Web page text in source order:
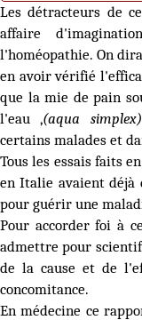
Les détracteurs de
affaire
l'homéopathie. On
en avoir vérifié
que la mie de pain
l'eau ,(aqua simplex)
certains malades et
Tous les essais faits
en Italie avaient déjà
pour guérir une
Pour accorder foi à
admettre pour
de la cause et de
concomitance.
En médecine ce